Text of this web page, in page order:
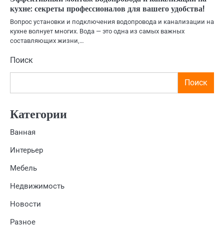
кухне: секреты профессионалов для вашего удобства!
Вопрос установки и подключения водопровода и канализации на
кухне волнует многих. Вода — это одна из самых важных
составляющих жизни,…
Поиск
Поиск
Категории
Ванная
Интерьер
Мебель
Недвижимость
Новости
Разное